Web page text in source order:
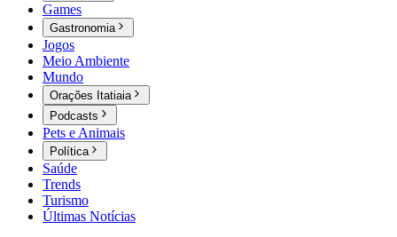
Games
Gastronomia
Jogos
Meio Ambiente
Mundo
Orações Itatiaia
Podcasts
Pets e Animais
Política
Saúde
Trends
Turismo
Últimas Notícias